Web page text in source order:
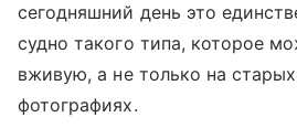
сегодняшний день это
судно такого типа, которое
вживую, а не только на
фотографиях.